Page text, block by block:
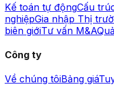
Kế toán tự độngCấu
nghiệpGia nhập Thị
biên giớiTư vấn M&A
Công ty
Về chúng tôiBảng giá